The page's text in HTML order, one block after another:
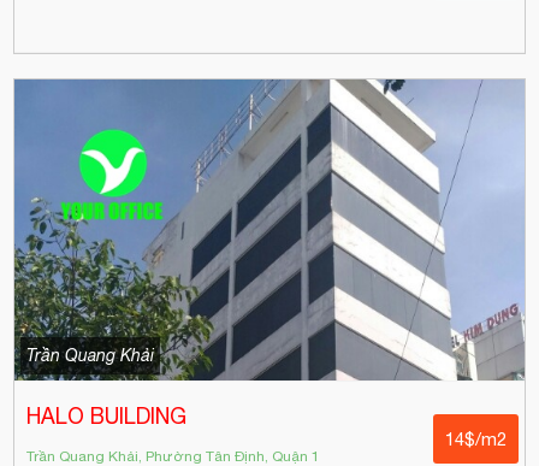
Trần Quang Khải
HALO BUILDING
Trần Quang Khải, Phường Tân Định, Quận 1
14$/m2